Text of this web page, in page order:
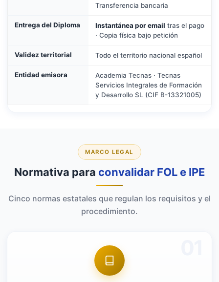
Transferencia bancaria
Entrega del Diploma Instantánea por email tras el pago
· Copia física bajo petición
Validez territorial Todo el territorio nacional español
Entidad emisora
Academia Tecnas · Tecnas
Servicios Integrales de Formación
y Desarrollo SL (CIF B-13321005)
MARCO LEGAL
Normativa para convalidar FOL e IPE
Cinco normas estatales que regulan los requisitos y el
procedimiento.